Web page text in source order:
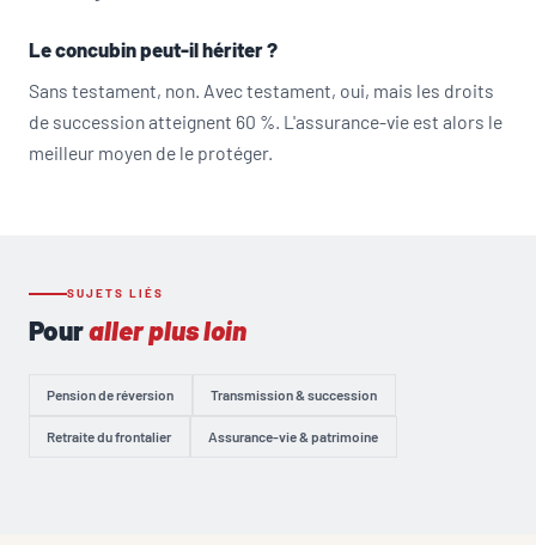
Le concubin peut-il hériter ?
Sans testament, non. Avec testament, oui, mais les droits
de succession atteignent 60 %. L'assurance-vie est alors le
meilleur moyen de le protéger.
SUJETS LIÉS
Pouraller plus loin
Pension de réversion Transmission & succession
Retraite du frontalier Assurance-vie & patrimoine